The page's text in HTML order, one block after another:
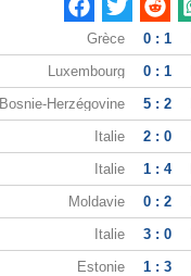
Grèce 0 : 1
Luxembourg 0 : 1
Bosnie-Herzégovine 5 : 2
Italie 2 : 0
Italie 1 : 4
Moldavie 0 : 2
Italie 3 : 0
Estonie 1 : 3